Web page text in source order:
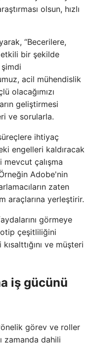
olsun, hızlı
“Becerilere,
etkili bir şekilde
şimdi
acil mühendislik
olacağımızı
geliştirmesi
ve sorularla.
ihtiyaç
engelleri kaldıracak
çalışma
Adobe'nin
zaten
araçlarına yerleştirir.
görmeye
çeşitliliğini
ve müşteri
iş gücünü
görev ve roller
zamanda dahili